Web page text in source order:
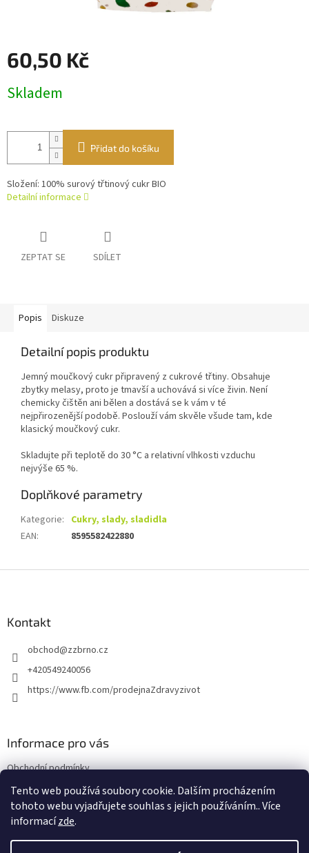
Tento web používá soubory cookie. Dalším procházením
tohoto webu vyjadřujete souhlas s jejich používáním.. Více
informacízde.
60,50 Kč
cena:
Skladem
Přidat do košíku
Složení: 100% surový třtinový cukr BIO
Detailní informace
ZEPTAT SE SDÍLET
Popis Diskuze
Detailní popis produktu
Jemný moučkový cukr připravený z cukrové třtiny. Obsahuje
zbytky melasy, proto je tmavší a uchovává si více živin. Není
chemicky čištěn ani bělen a dostává se k vám v té
nejpřirozenější podobě. Poslouží vám skvěle všude tam, kde
klasický moučkový cukr.
Skladujte při teplotě do 30 °C a relativní vlhkosti vzduchu
nejvýše 65 %.
Doplňkové parametry
Kategorie: Cukry, slady, sladidla
EAN: 8595582422880
Kontakt
obchod@zzbrno.cz
+420549240056
https://www.fb.com/prodejnaZdravyzivot
Informace pro vás
Obchodní podmínky
Podmínky ochrany osobních údajů